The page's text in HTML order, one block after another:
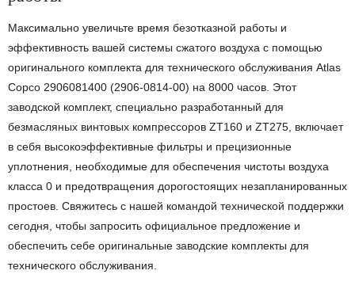
Максимально увеличьте время безотказной работы и
эффективность вашей системы сжатого воздуха с помощью
оригинального комплекта для технического обслуживания Atlas
Copco 2906081400 (2906-0814-00) на 8000 часов. Этот
заводской комплект, специально разработанный для
безмасляных винтовых компрессоров ZT160 и ZT275, включает
в себя высокоэффективные фильтры и прецизионные
уплотнения, необходимые для обеспечения чистоты воздуха
класса 0 и предотвращения дорогостоящих незапланированных
простоев. Свяжитесь с нашей командой технической поддержки
сегодня, чтобы запросить официальное предложение и
обеспечить себе оригинальные заводские комплекты для
технического обслуживания.